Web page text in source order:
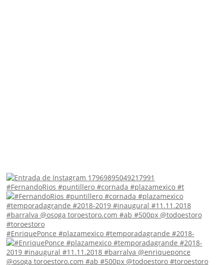
#FernandoRios #puntillero #cornada #plazamexico #t
#EnriquePonce #plazamexico #temporadagrande #2018-